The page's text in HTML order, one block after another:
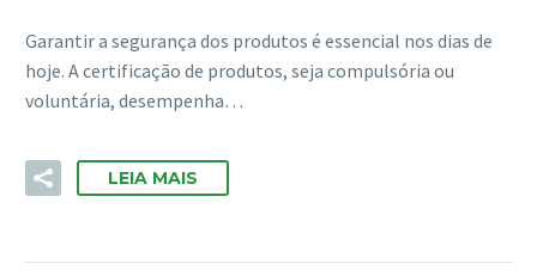
Garantir a segurança dos produtos é essencial nos dias de
hoje. A certificação de produtos, seja compulsória ou
voluntária, desempenha…
LEIA MAIS